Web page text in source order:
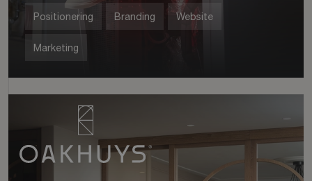
Positionering Branding Website
Marketing